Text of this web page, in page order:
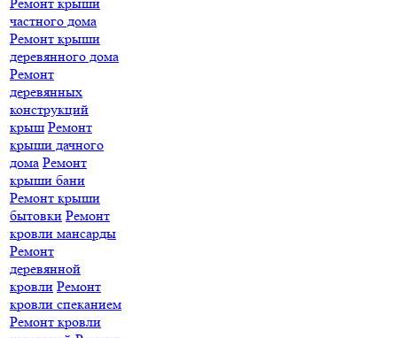
частного дома
Ремонт крыши
деревянного дома
Ремонт
деревянных
конструкций
крыш Ремонт
крыши дачного
дома Ремонт
крыши бани
Ремонт крыши
бытовки Ремонт
кровли мансарды
Ремонт
деревянной
кровли Ремонт
кровли спеканием
Ремонт кровли